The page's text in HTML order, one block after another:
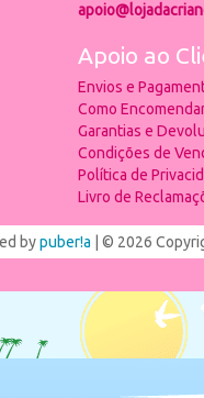
Apoio ao
Envios e
Como
Garantias e
Condições de
Política de
Livro de
bypuber!a | © 2026